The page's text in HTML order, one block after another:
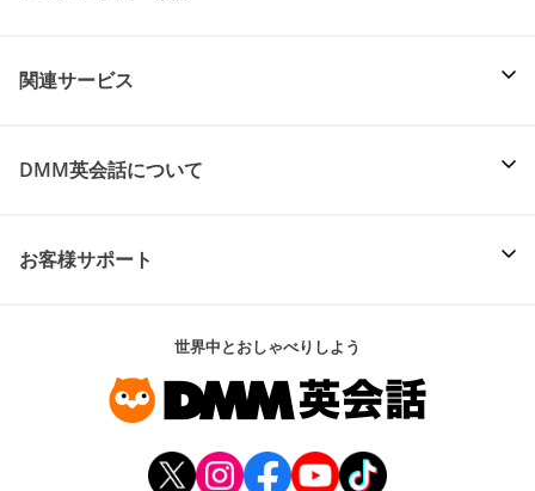
関連サービス
DMM英会話について
お客様サポート
世界中とおしゃべりしよう